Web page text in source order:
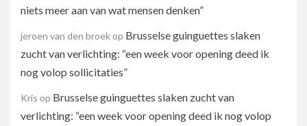
niets meer aan van wat mensen denken”
jeroen van den broek op Brusselse guinguettes slaken
zucht van verlichting: “een week voor opening deed ik
nog volop sollicitaties”
Kris op Brusselse guinguettes slaken zucht van
verlichting: “een week voor opening deed ik nog volop